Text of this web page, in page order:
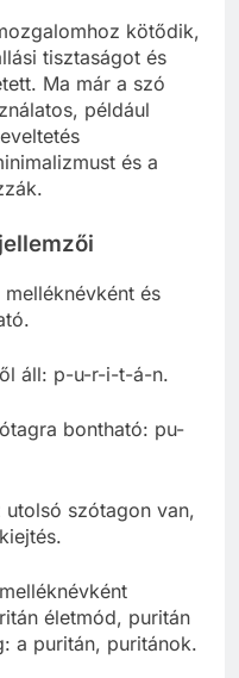
kötődik,
tisztaságot és
Ma már a szó
például
és a
és
áll: p-u-r-i-t-á-n.
bontható: pu-
utolsó szótagon van,
életmód, puritán
a puritán, puritánok.